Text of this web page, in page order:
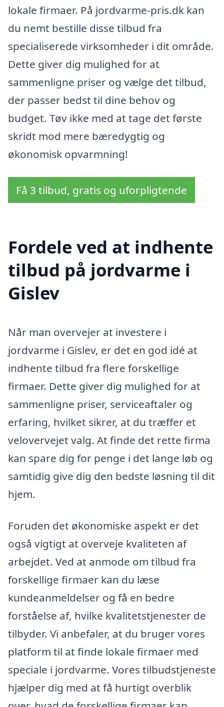
lokale firmaer. På jordvarme-pris.dk kan
du nemt bestille disse tilbud fra
specialiserede virksomheder i dit område.
Dette giver dig mulighed for at
sammenligne priser og vælge det tilbud,
der passer bedst til dine behov og
budget. Tøv ikke med at tage det første
skridt mod mere bæredygtig og
økonomisk opvarmning!
Få 3 tilbud, gratis og uforpligtende
Fordele ved at indhente
tilbud på jordvarme i
Gislev
Når man overvejer at investere i
jordvarme i Gislev, er det en god idé at
indhente tilbud fra flere forskellige
firmaer. Dette giver dig mulighed for at
sammenligne priser, serviceaftaler og
erfaring, hvilket sikrer, at du træffer et
velovervejet valg. At finde det rette firma
kan spare dig for penge i det lange løb og
samtidig give dig den bedste løsning til dit
hjem.
Foruden det økonomiske aspekt er det
også vigtigt at overveje kvaliteten af
arbejdet. Ved at anmode om tilbud fra
forskellige firmaer kan du læse
kundeanmeldelser og få en bedre
forståelse af, hvilke kvalitetstjenester de
tilbyder. Vi anbefaler, at du bruger vores
platform til at finde lokale firmaer med
speciale i jordvarme. Vores tilbudstjeneste
hjælper dig med at få hurtigt overblik